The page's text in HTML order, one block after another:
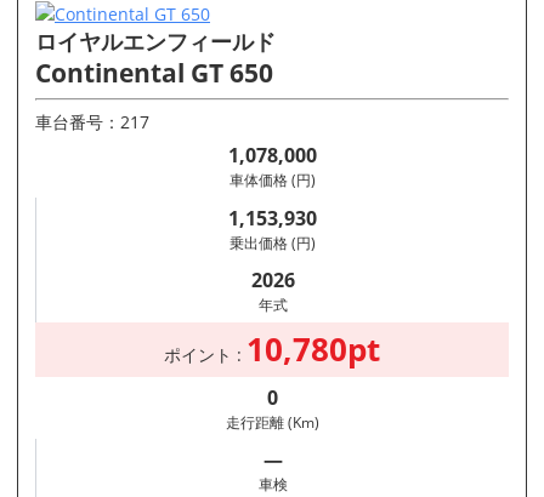
ロイヤルエンフィールド
Continental GT 650
車台番号：217
1,078,000
車体価格 (円)
1,153,930
乗出価格 (円)
2026
年式
ポイント : 10,780pt
0
走行距離 (Km)
―
車検